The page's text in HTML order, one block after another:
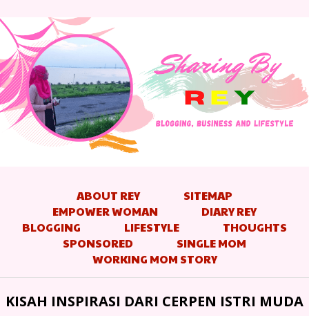
ABOUT REY
SITEMAP
EMPOWER WOMAN
DIARY REY
BLOGGING
LIFESTYLE
THOUGHTS
SPONSORED
SINGLE MOM
WORKING MOM STORY
KISAH INSPIRASI DARI CERPEN ISTRI MUDA